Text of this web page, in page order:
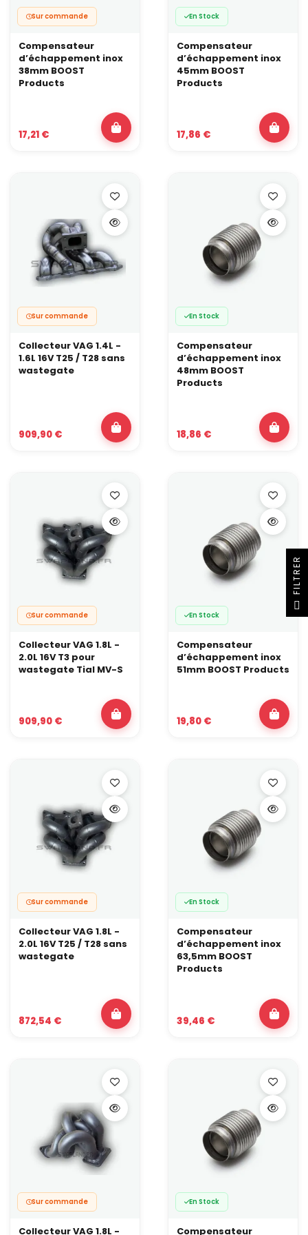
Ces éléments sont complémentaires dans une ligne de
performance.
100 CPSI :drift, runs, moteurs qui montent très haut et
nécessitent un flux maximal.
150–200 CPSI :
piste, rallye, configurations turbo ou
sessions longues avec forte chauffe. Le choix doit suivre la
température sur la durée.
Sur commande
Compensateur
d’échappement inox
38mm BOOST
Products
17,21 €
En Stock
Compensateur
d’échappement inox
45mm BOOST
Products
17,86 €
Sur commande
Collecteur VAG 1.4L -
1.6L 16V T25 / T28 sans
wastegate
909,90 €
En Stock
Compensateur
d’échappement inox
48mm BOOST
Products
18,86 €
Sur commande
Collecteur VAG 1.8L -
2.0L 16V T3 pour
wastegate Tial MV-S
909,90 €
En Stock
Compensateur
d’échappement inox
51mm BOOST Products
19,80 €
Sur commande
Collecteur VAG 1.8L -
2.0L 16V T25 / T28 sans
wastegate
872,54 €
En Stock
Compensateur
d’échappement inox
63,5mm BOOST
Products
39,46 €
Sur commande
Collecteur VAG 1.8L -
En Stock
Compensateur
R